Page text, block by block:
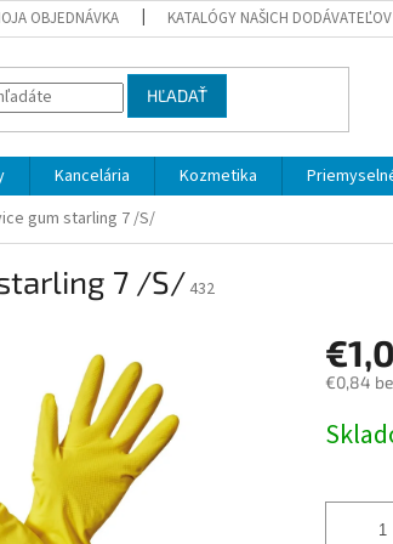
OBJEDNÁVKA KATALÓGY NAŠICH DODÁVATEĽOV
HĽADAŤ
Kancelária Kozmetika
gum starling 7 /S/
7 /S/432
€0,84
cena: